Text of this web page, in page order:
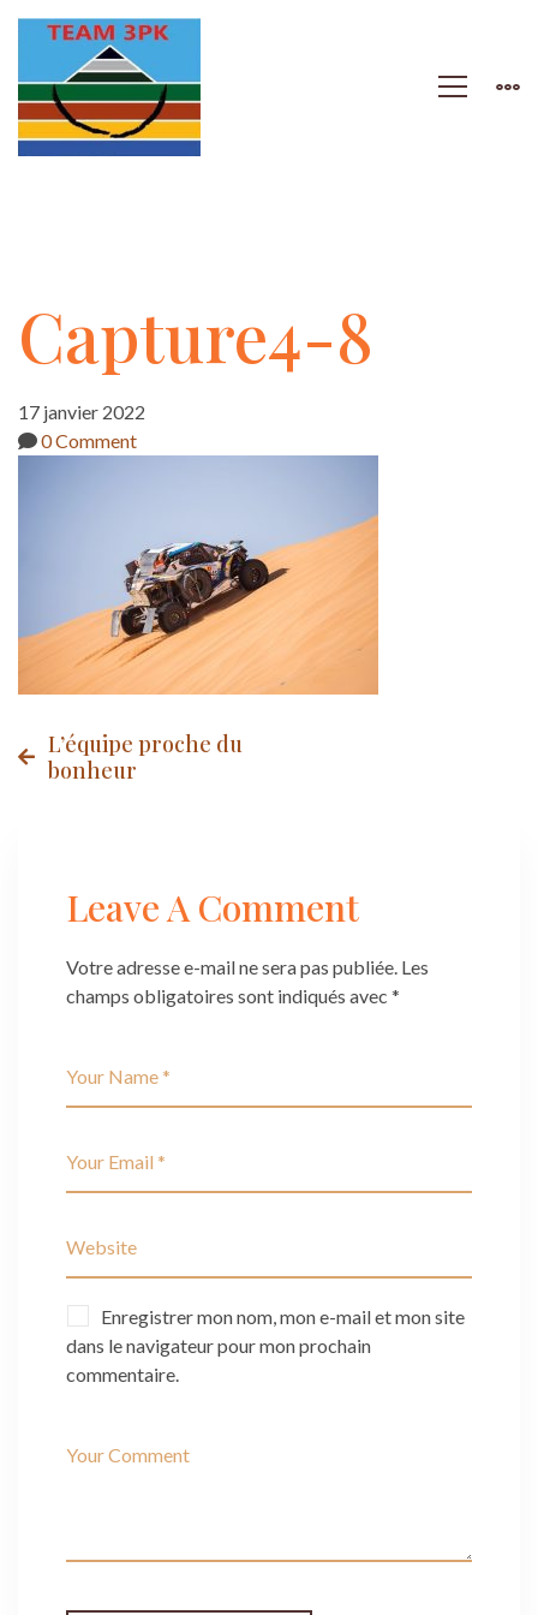
Capture4-
8
Capture4-8
17 janvier 2022
0 Comment
Post
L’équipe proche du
bonheur
Leave A Comment
Votre adresse e-mail ne sera pas publiée. Les
champs obligatoires sont indiqués avec *
Enregistrer mon nom, mon e-mail et mon site
dans le navigateur pour mon prochain
commentaire.